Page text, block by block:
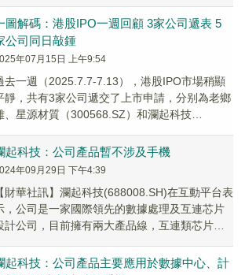
圖解碼：港股IPO一週回顧 3家公司遞表 5
公司同日敲鍾
年07月15日 上午9:54
去一週（2025.7.7-7.13），港股IPO市場稍顯
靜，共有3家公司遞交了上市申請，分别為老鄉
、星源材質（300568.SZ）和瀾起科技
起科技：公司產品暫不涉及手機
年09月29日 下午4:39
【財華社訊】瀾起科技(688008.SH)在互動平台表
，公司是一家國際領先的數據處理及互連芯片
計公司，目前擁有兩大產品線，互連類芯片產
起科技：公司產品主要應用於數據中心、計